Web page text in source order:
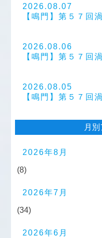
2026.08.07
【鳴門】第５７回
2026.08.06
【鳴門】第５７回
2026.08.05
【鳴門】第５７回
月
2026年8月
(8)
2026年7月
(34)
2026年6月